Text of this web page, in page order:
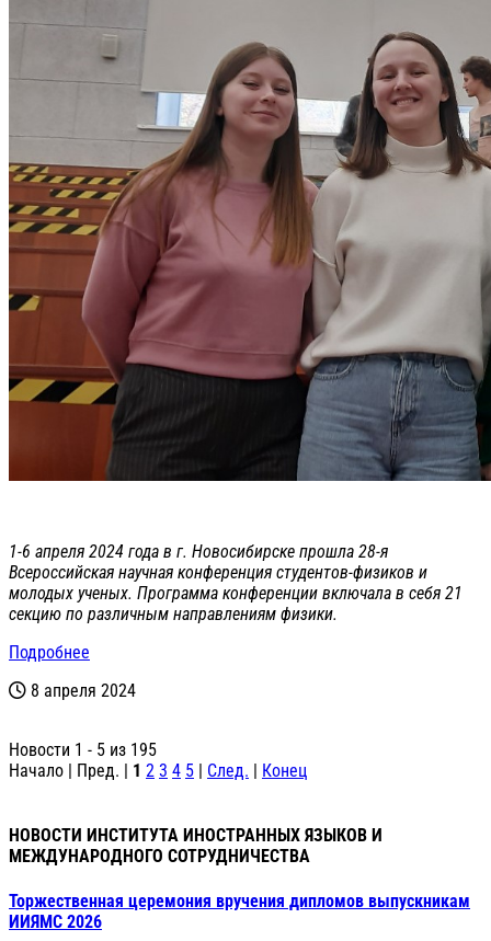
1-6 апреля 2024 года в г. Новосибирске прошла 28-я
Всероссийская научная конференция студентов-физиков и
молодых ученых. Программа конференции включала в себя 21
секцию по различным направлениям физики.
Подробнее
8 апреля 2024
Новости 1 - 5 из 195
Начало | Пред. | 1 2 3 4 5 | След. | Конец
НОВОСТИ ИНСТИТУТА ИНОСТРАННЫХ ЯЗЫКОВ И
МЕЖДУНАРОДНОГО СОТРУДНИЧЕСТВА
Торжественная церемония вручения дипломов выпускникам
ИИЯМС 2026